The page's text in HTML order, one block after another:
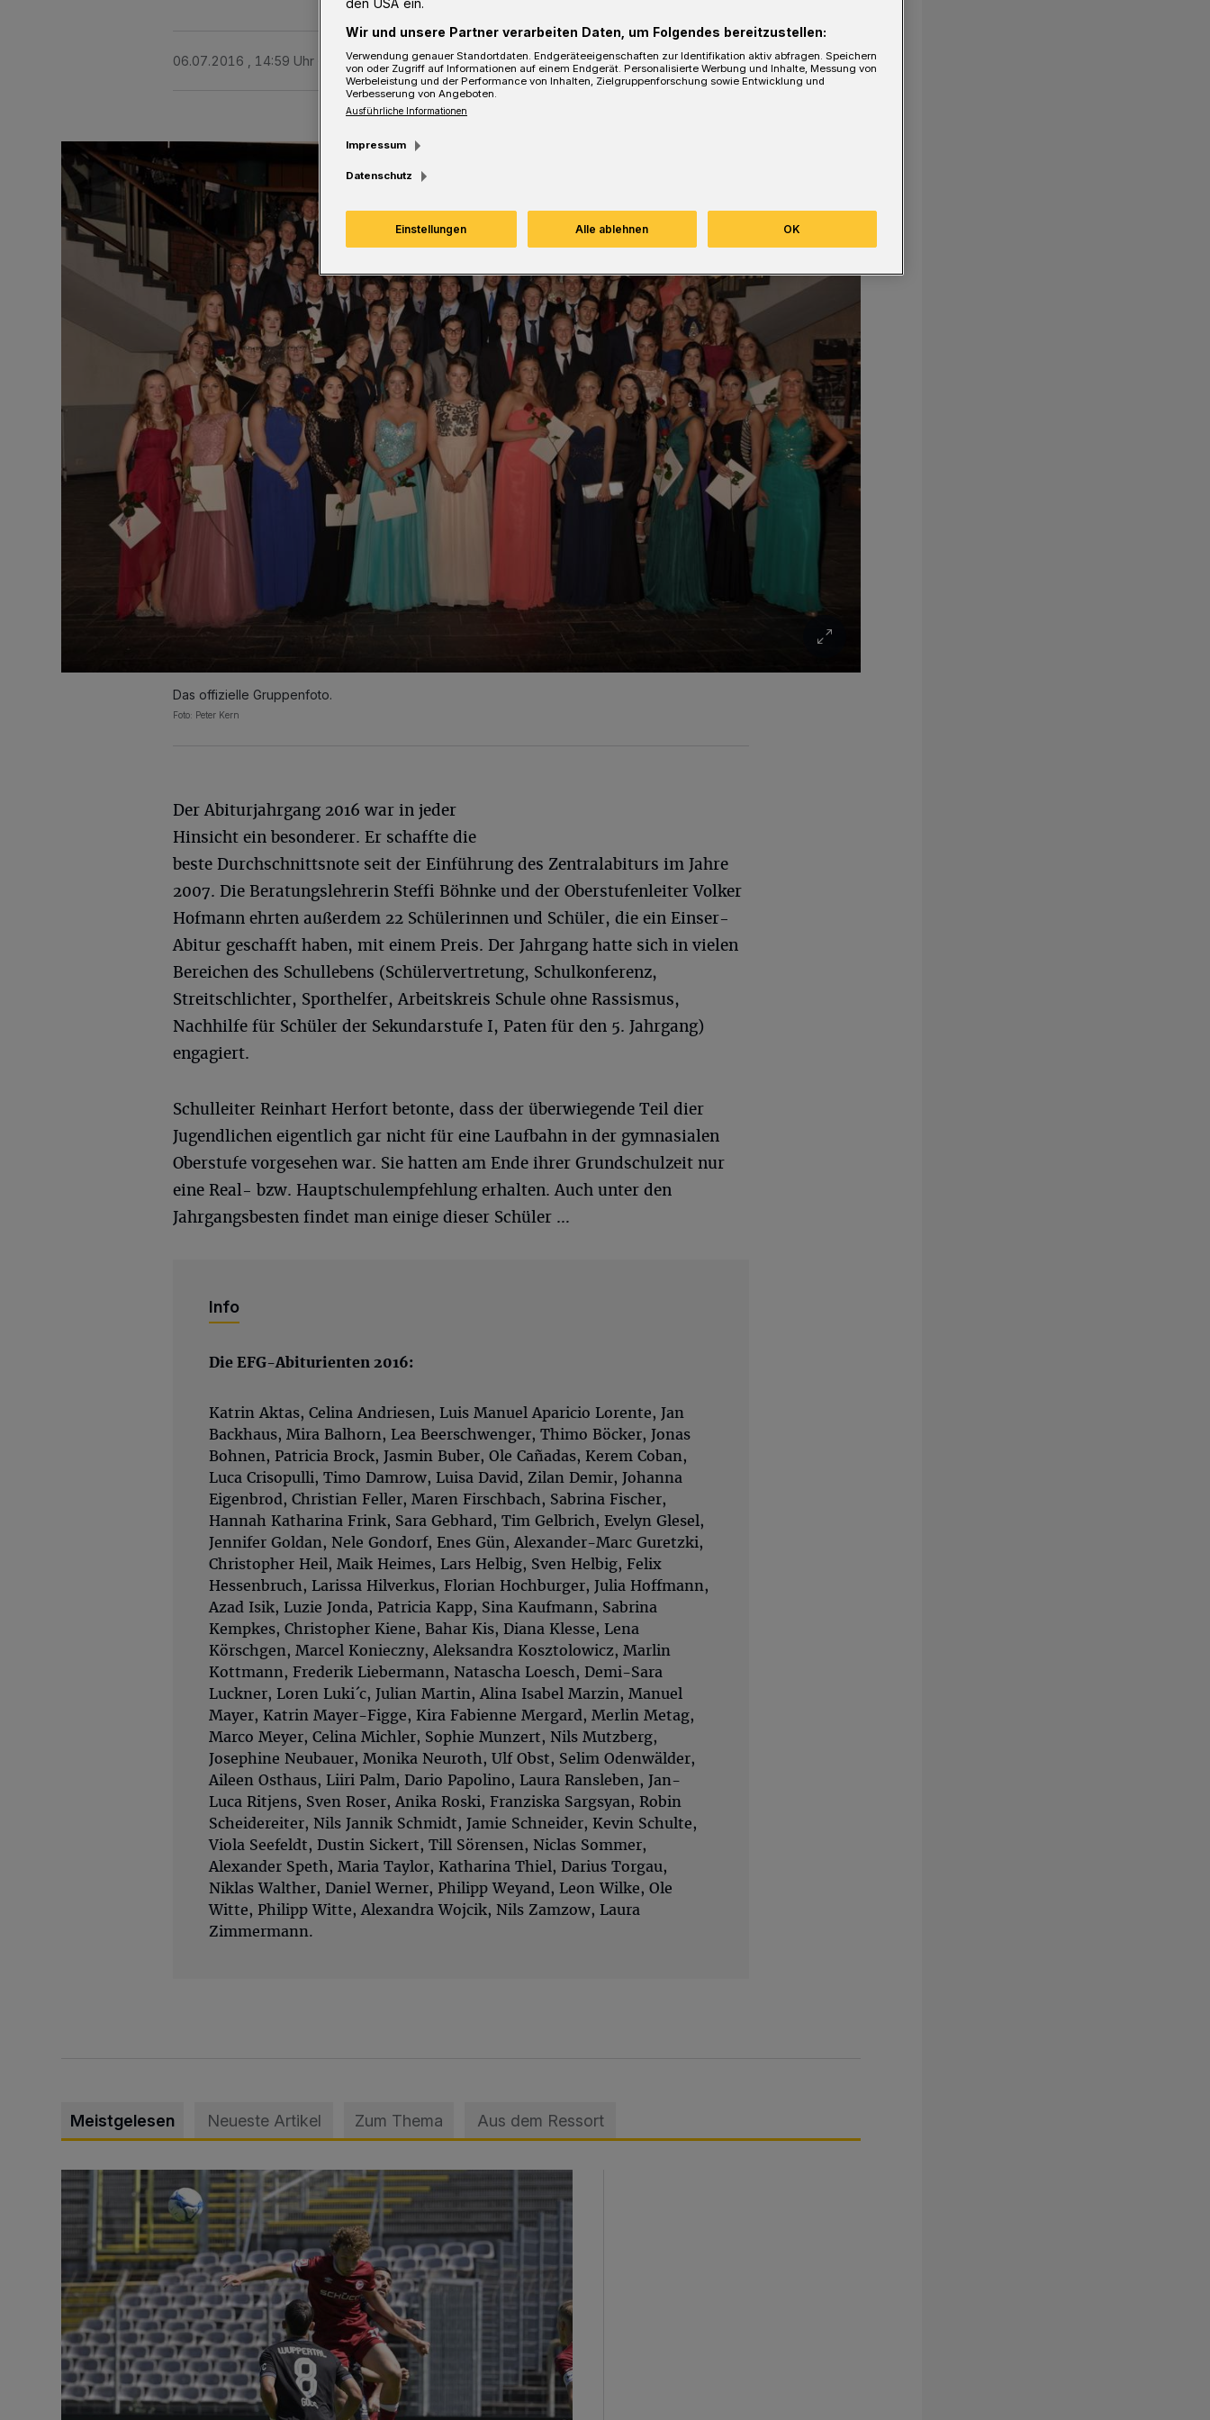
06.07.2016 , 14:59 Uhr Eine Minute Lesezeit
Das offizielle Gruppenfoto.
Foto: Peter Kern
Der Abiturjahrgang 2016 war in jeder
Hinsicht ein besonderer. Er schaffte die
beste Durchschnittsnote seit der Einführung des Zentralabiturs im Jahre
2007. Die Beratungslehrerin Steffi Böhnke und der Oberstufenleiter Volker
Hofmann ehrten außerdem 22 Schülerinnen und Schüler, die ein Einser-
Abitur geschafft haben, mit einem Preis. Der Jahrgang hatte sich in vielen
Bereichen des Schullebens (Schülervertretung, Schulkonferenz,
Streitschlichter, Sporthelfer, Arbeitskreis Schule ohne Rassismus,
Nachhilfe für Schüler der Sekundarstufe I, Paten für den 5. Jahrgang)
engagiert.
Schulleiter Reinhart Herfort betonte, dass der überwiegende Teil dier
Jugendlichen eigentlich gar nicht für eine Laufbahn in der gymnasialen
Oberstufe vorgesehen war. Sie hatten am Ende ihrer Grundschulzeit nur
eine Real- bzw. Hauptschulempfehlung erhalten. Auch unter den
Jahrgangsbesten findet man einige dieser Schüler …
Info
Die EFG-Abiturienten 2016:
Katrin Aktas, Celina Andriesen, Luis Manuel Aparicio Lorente, Jan
Backhaus, Mira Balhorn, Lea Beerschwenger, Thimo Böcker, Jonas
Bohnen, Patricia Brock, Jasmin Buber, Ole Cañadas, Kerem Coban,
Luca Crisopulli, Timo Damrow, Luisa David, Zilan Demir, Johanna
Eigenbrod, Christian Feller, Maren Firschbach, Sabrina Fischer,
Hannah Katharina Frink, Sara Gebhard, Tim Gelbrich, Evelyn Glesel,
Jennifer Goldan, Nele Gondorf, Enes Gün, Alexander-Marc Guretzki,
Christopher Heil, Maik Heimes, Lars Helbig, Sven Helbig, Felix
Hessenbruch, Larissa Hilverkus, Florian Hochburger, Julia Hoffmann,
Azad Isik, Luzie Jonda, Patricia Kapp, Sina Kaufmann, Sabrina
Kempkes, Christopher Kiene, Bahar Kis, Diana Klesse, Lena
Körschgen, Marcel Konieczny, Aleksandra Kosztolowicz, Marlin
Kottmann, Frederik Liebermann, Natascha Loesch, Demi-Sara
Luckner, Loren Luki´c, Julian Martin, Alina Isabel Marzin, Manuel
Mayer, Katrin Mayer-Figge, Kira Fabienne Mergard, Merlin Metag,
Marco Meyer, Celina Michler, Sophie Munzert, Nils Mutzberg,
Josephine Neubauer, Monika Neuroth, Ulf Obst, Selim Odenwälder,
Aileen Osthaus, Liiri Palm, Dario Papolino, Laura Ransleben, Jan-
Luca Ritjens, Sven Roser, Anika Roski, Franziska Sargsyan, Robin
Scheidereiter, Nils Jannik Schmidt, Jamie Schneider, Kevin Schulte,
Viola Seefeldt, Dustin Sickert, Till Sörensen, Niclas Sommer,
Alexander Speth, Maria Taylor, Katharina Thiel, Darius Torgau,
Niklas Walther, Daniel Werner, Philipp Weyand, Leon Wilke, Ole
Witte, Philipp Witte, Alexandra Wojcik, Nils Zamzow, Laura
Zimmermann.
Meistgelesen Neueste Artikel Zum Thema Aus dem Ressort
WSV: Übertragung im Barmer Bahnhof und klare Ansage
den USA ein.
Wir und unsere Partner verarbeiten Daten, um Folgendes bereitzustellen:
Verwendung genauer Standortdaten. Endgeräteeigenschaften zur Identifikation aktiv abfragen. Speichern
von oder Zugriff auf Informationen auf einem Endgerät. Personalisierte Werbung und Inhalte, Messung von
Werbeleistung und der Performance von Inhalten, Zielgruppenforschung sowie Entwicklung und
Verbesserung von Angeboten.
Ausführliche Informationen
Impressum
Datenschutz
Einstellungen Alle ablehnen OK